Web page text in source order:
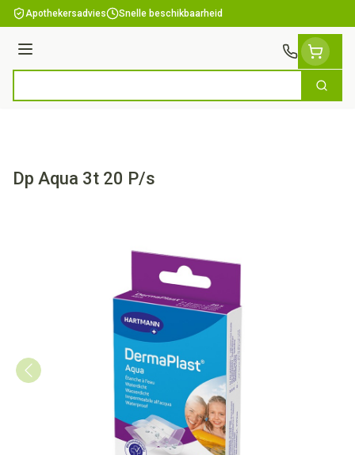
Ga naar de inhoud
Apothekersadvies Snelle beschikbaarheid
Menu
Zoek
Dp Aqua 3t 20 P/s